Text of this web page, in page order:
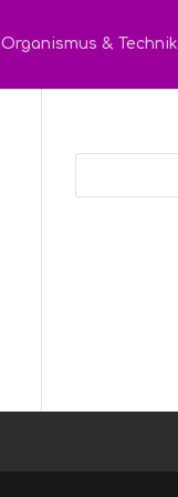
Organismus & Technik